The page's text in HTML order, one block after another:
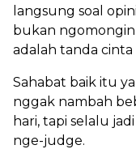
langsung soal
bukan ngomongin
adalah tanda cinta
Sahabat baik itu
nggak nambah
hari, tapi selalu
nge-judge.